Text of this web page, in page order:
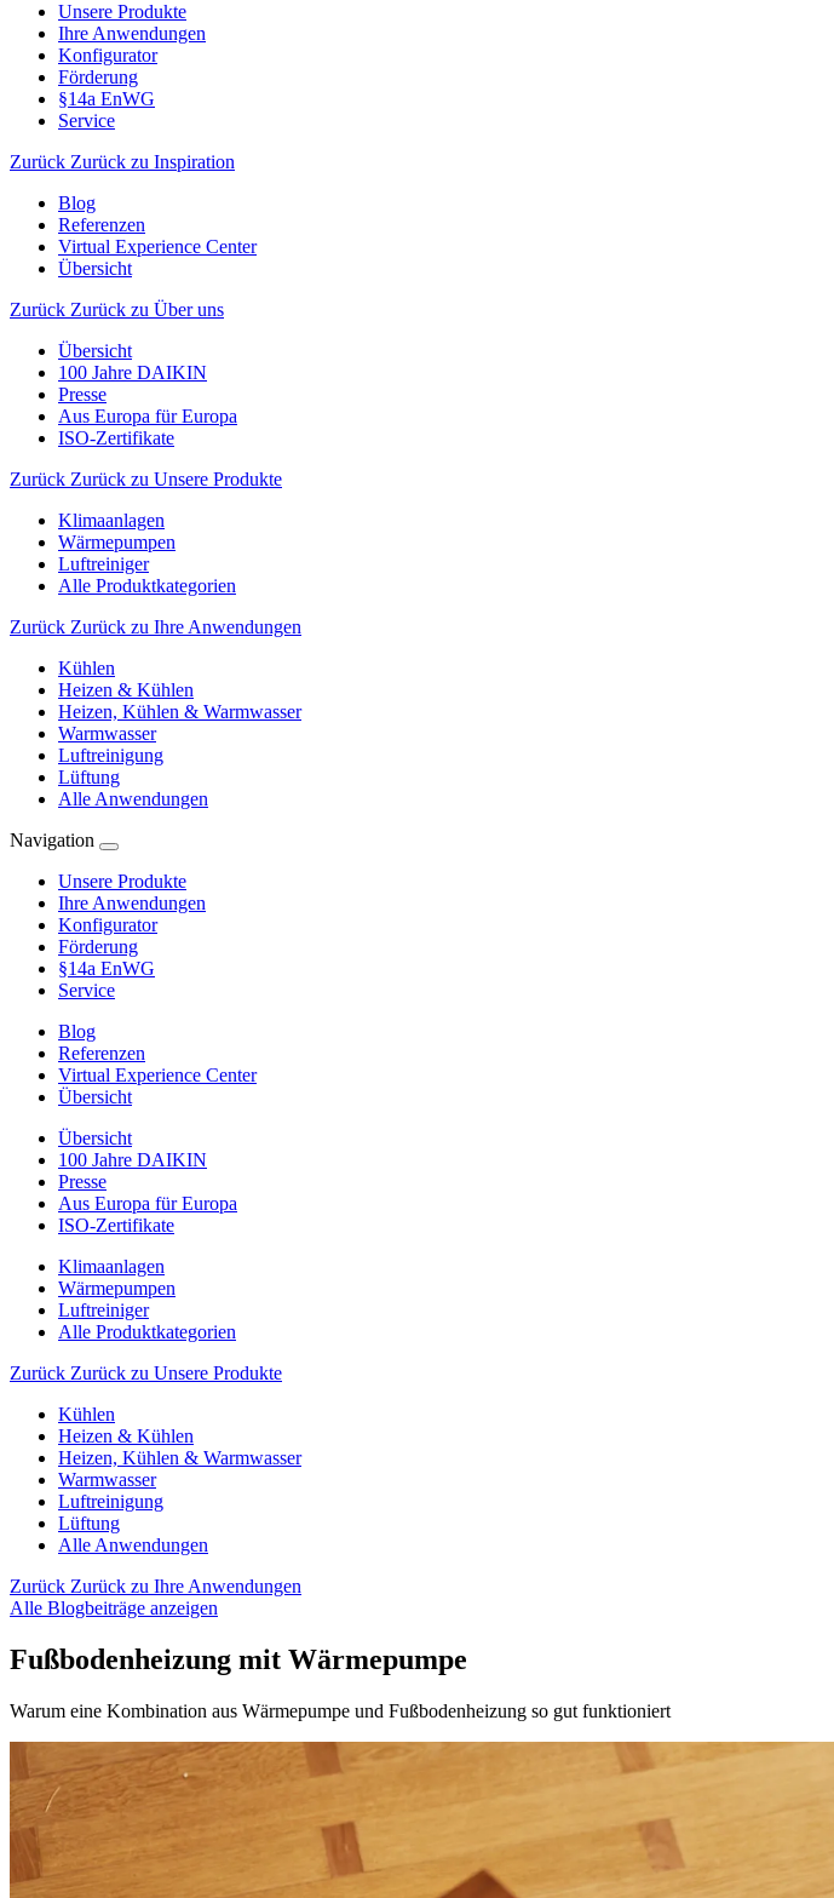
Unsere Produkte
Ihre Anwendungen
Konfigurator
Förderung
§14a EnWG
Service
Zurück Zurück zu Inspiration
Blog
Referenzen
Virtual Experience Center
Übersicht
Zurück Zurück zu Über uns
Übersicht
100 Jahre DAIKIN
Presse
Aus Europa für Europa
ISO-Zertifikate
Zurück Zurück zu Unsere Produkte
Klimaanlagen
Wärmepumpen
Luftreiniger
Alle Produktkategorien
Zurück Zurück zu Ihre Anwendungen
Kühlen
Heizen & Kühlen
Heizen, Kühlen & Warmwasser
Warmwasser
Luftreinigung
Lüftung
Alle Anwendungen
Navigation
Unsere Produkte
Ihre Anwendungen
Konfigurator
Förderung
§14a EnWG
Service
Blog
Referenzen
Virtual Experience Center
Übersicht
Übersicht
100 Jahre DAIKIN
Presse
Aus Europa für Europa
ISO-Zertifikate
Klimaanlagen
Wärmepumpen
Luftreiniger
Alle Produktkategorien
Zurück Zurück zu Unsere Produkte
Kühlen
Heizen & Kühlen
Heizen, Kühlen & Warmwasser
Warmwasser
Luftreinigung
Lüftung
Alle Anwendungen
Zurück Zurück zu Ihre Anwendungen
Alle Blogbeiträge anzeigen
Fußbodenheizung mit Wärmepumpe
Warum eine Kombination aus Wärmepumpe und Fußbodenheizung so gut funktioniert